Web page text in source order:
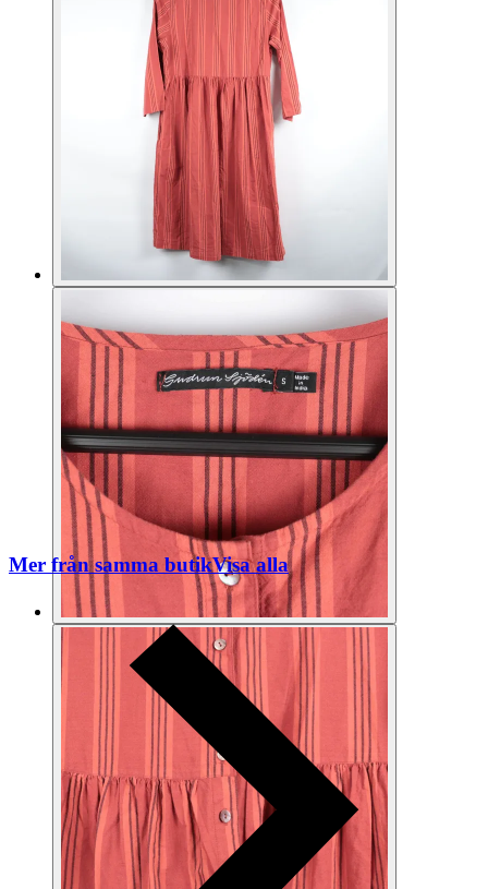
Mer från samma butikVisa alla